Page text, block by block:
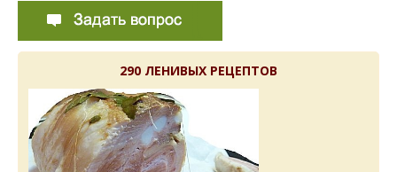
290 ЛЕНИВЫХ РЕЦЕПТОВ